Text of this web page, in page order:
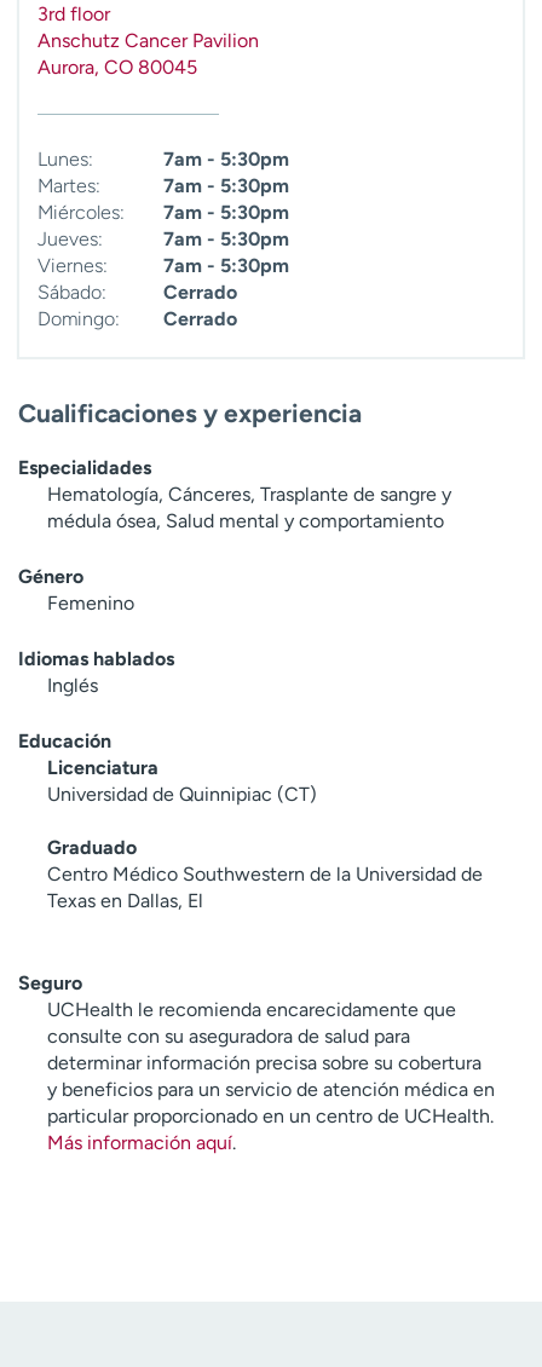
3rd floor
Anschutz Cancer Pavilion
Aurora, CO 80045
Lunes:
7am - 5:30pm
Martes:
7am - 5:30pm
Miércoles:
7am - 5:30pm
Jueves:
7am - 5:30pm
Viernes:
7am - 5:30pm
Sábado:
Cerrado
Domingo:
Cerrado
Cualificaciones y experiencia
Especialidades
Hematología, Cánceres, Trasplante de sangre y
médula ósea, Salud mental y comportamiento
Género
Femenino
Idiomas hablados
Inglés
Educación
Licenciatura
Universidad de Quinnipiac (CT)
Graduado
Centro Médico Southwestern de la Universidad de
Texas en Dallas, El
Seguro
UCHealth le recomienda encarecidamente que
consulte con su aseguradora de salud para
determinar información precisa sobre su cobertura
y beneficios para un servicio de atención médica en
particular proporcionado en un centro de UCHealth.
Más información aquí.